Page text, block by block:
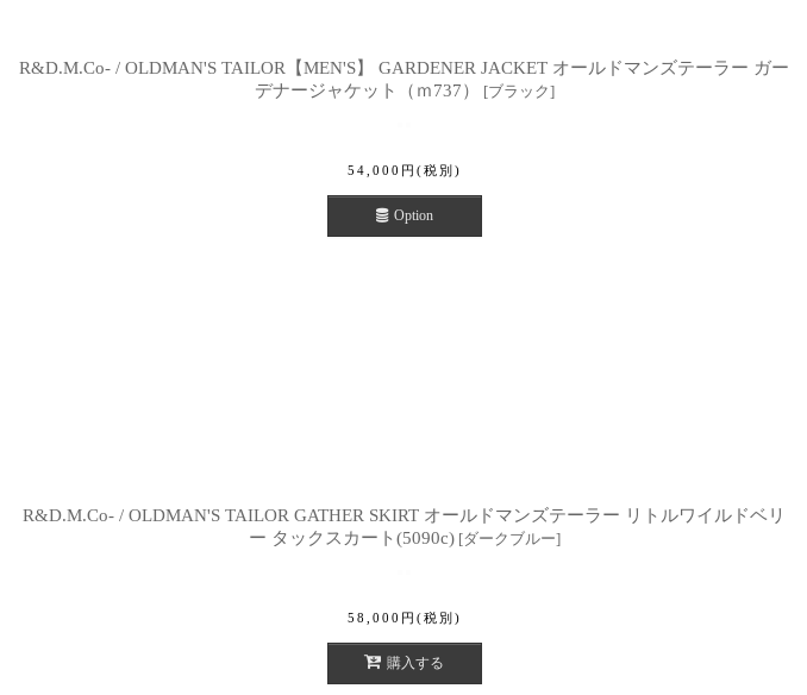
R&D.M.Co- / OLDMAN'S TAILOR【MEN'S】 GARDENER JACKET オールドマンズテーラー ガー
デナージャケット（ｍ737）
[ブラック]
54,000 円 (税別)
Option
R&D.M.Co- / OLDMAN'S TAILOR GATHER SKIRT オールドマンズテーラー リトルワイルドベリ
ー タックスカート(5090c) [ダークブルー]
58,000 円 (税別)
購入する